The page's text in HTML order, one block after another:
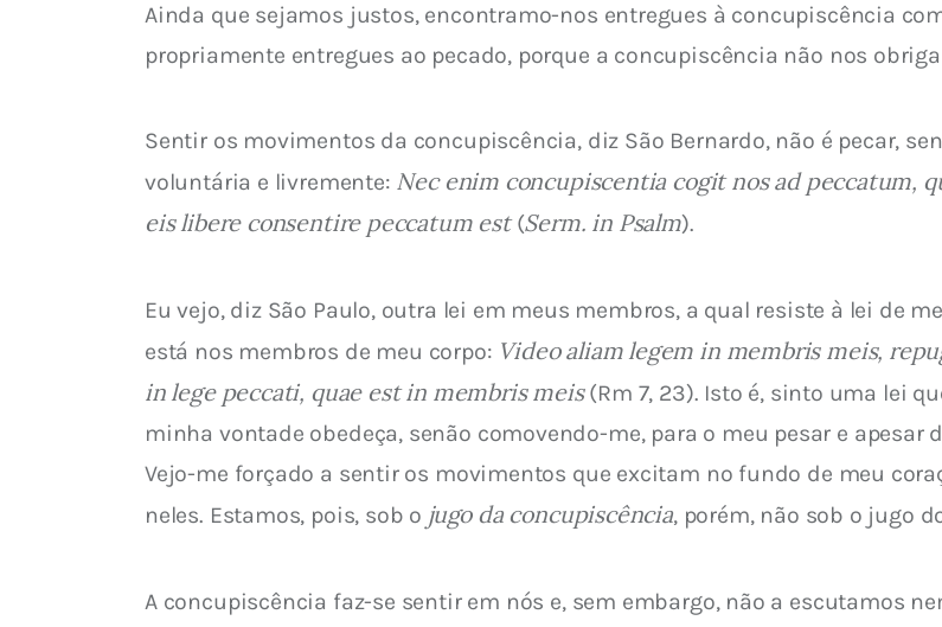
Ainda que sejamos justos, encontramo-nos entregues à concupiscência
propriamente entregues ao pecado, porque a concupiscência não nos obriga
Sentir os movimentos da concupiscência, diz São Bernardo, não é pecar,
voluntária e livremente: Nec enim concupiscentia cogit nos ad peccatum,
eis libere consentire peccatum est (Serm. in Psalm).
Eu vejo, diz São Paulo, outra lei em meus membros, a qual resiste à lei de
está nos membros de meu corpo: Video aliam legem in membris meis,
in lege peccati, quae est in membris meis (Rm 7, 23). Isto é, sinto uma lei
minha vontade obedeça, senão comovendo-me, para o meu pesar e
Vejo-me forçado a sentir os movimentos que excitam no fundo de meu
neles. Estamos, pois, sob o jugo da concupiscência, porém, não sob o jugo
A concupiscência faz-se sentir em nós e, sem embargo, não a escutamos